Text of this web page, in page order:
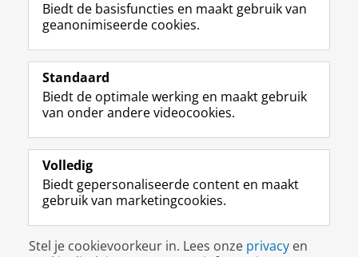
Volg de RUG
F
a
e
b
o
p
a
i
n
L
i
k
e
I
-
p
g
i
R
S
-
f
e
R
k
s
I
n
t
r
m
c
c
Y
o
T
e
k
a
a
Studiekiezers
Alumni
Over ons
Disclaimer & Copyright
Biedt de basisfuncties en maakt gebruik van
geanonimiseerde cookies.
Standaard
Biedt de optimale werking en maakt gebruik
van onder andere videocookies.
Volledig
Biedt gepersonaliseerde content en maakt
gebruik van marketingcookies.
Stel je cookievoorkeur in. Lees onze privacy en